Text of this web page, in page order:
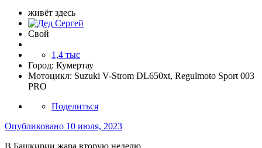
живёт здесь
Свой
1,4 тыс
Город: Кумертау
Мотоцикл: Suzuki V-Strom DL650xt, Regulmoto Sport 003
PRO
Поделиться
Опубликовано 10 июля, 2023
В Башкирии жара вторую неделю.